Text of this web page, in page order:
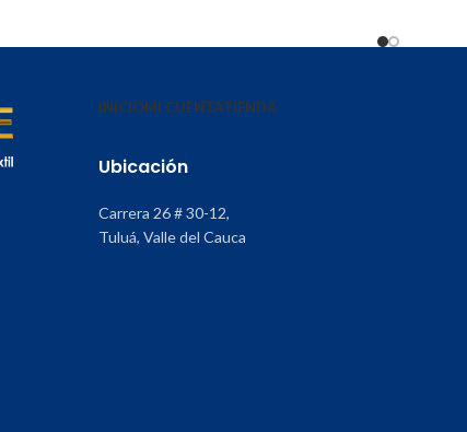
INICIOMI CUENTATIENDA
Ubicación
Carrera 26 # 30-12,
Tuluá, Valle del Cauca